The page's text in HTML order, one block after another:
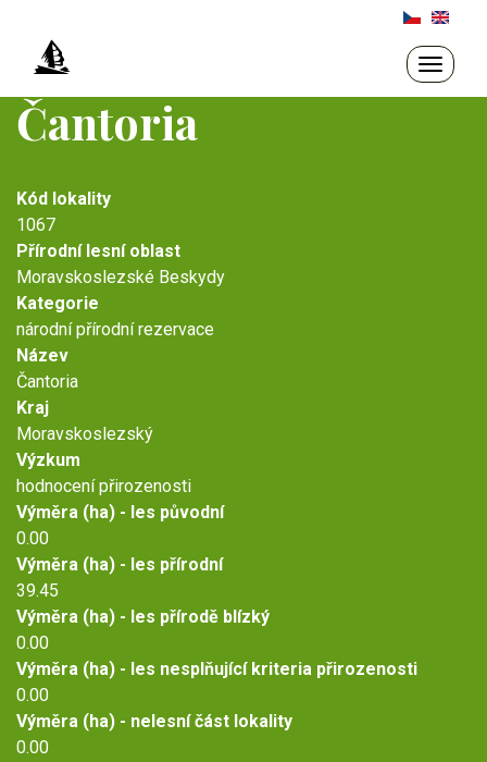
hlavnímu
Toggle
Čantoria
Kód lokality
1067
Přírodní lesní oblast
Moravskoslezské Beskydy
Kategorie
národní přírodní rezervace
Název
Čantoria
Kraj
Moravskoslezský
Výzkum
hodnocení přirozenosti
Výměra (ha) - les původní
0.00
Výměra (ha) - les přírodní
39.45
Výměra (ha) - les přírodě blízký
0.00
Výměra (ha) - les nesplňující kriteria přirozenosti
0.00
Výměra (ha) - nelesní část lokality
0.00